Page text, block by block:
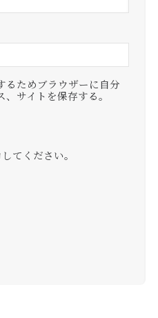
るためブラウザーに自分
サイトを保存する。
てください。